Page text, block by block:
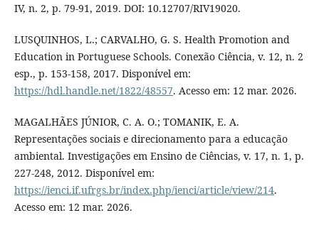
IV, n. 2, p. 79-91, 2019. DOI: 10.12707/RIV19020.
LUSQUINHOS, L.; CARVALHO, G. S. Health Promotion and
Education in Portuguese Schools. Conexão Ciência, v. 12, n. 2
esp., p. 153-158, 2017. Disponível em:
https://hdl.handle.net/1822/48557. Acesso em: 12 mar. 2026.
MAGALHÃES JÚNIOR, C. A. O.; TOMANIK, E. A.
Representações sociais e direcionamento para a educação
ambiental. Investigações em Ensino de Ciências, v. 17, n. 1, p.
227-248, 2012. Disponível em:
https://ienci.if.ufrgs.br/index.php/ienci/article/view/214.
Acesso em: 12 mar. 2026.